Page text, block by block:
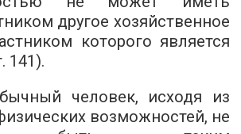
другое хозяйственное
которого является
141).
человек, исходя из
возможностей, не